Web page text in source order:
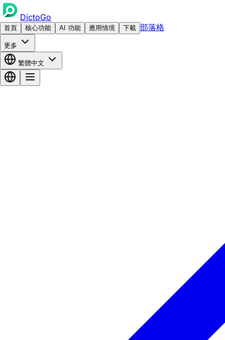
DictoGo
首頁 核心功能 AI 功能 應用情境 下載 部落格
更多
繁體中文